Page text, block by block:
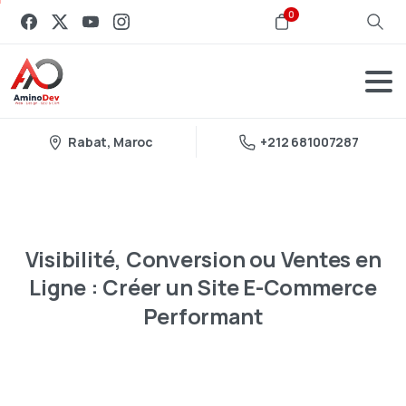
0
Rabat, Maroc +212 681007287
Visibilité, Conversionou Ventes en
Ligne : Créer unSite E-Commerce
Performant